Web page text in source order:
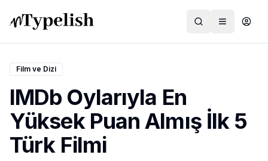
Dünya
Film ve Dizi
Kültür ve Sanat
Film ve Dizi
IMDb Oylarıyla En
Yüksek Puan Almış İlk 5
Türk Filmi